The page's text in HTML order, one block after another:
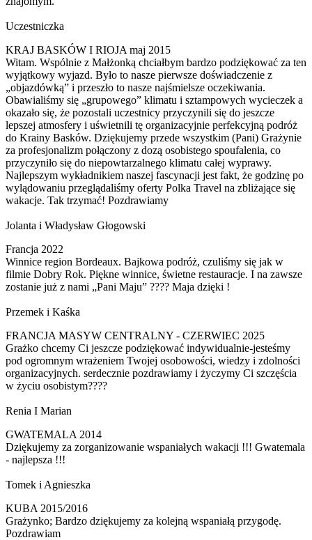
Uczestniczka
KRAJ BASKÓW I RIOJA maj 2015
Witam. Wspólnie z Małżonką chciałbym bardzo podziękować za ten
wyjątkowy wyjazd. Było to nasze pierwsze doświadczenie z
„objazdówką” i przeszło to nasze najśmielsze oczekiwania.
Obawialiśmy się „grupowego” klimatu i sztampowych wycieczek a
okazało się, że pozostali uczestnicy przyczynili się do jeszcze
lepszej atmosfery i uświetnili tę organizacyjnie perfekcyjną podróż
do Krainy Basków. Dziękujemy przede wszystkim (Pani) Grażynie
za profesjonalizm połączony z dozą osobistego spoufalenia, co
przyczyniło się do niepowtarzalnego klimatu całej wyprawy.
Najlepszym wykładnikiem naszej fascynacji jest fakt, że godzinę po
wylądowaniu przeglądaliśmy oferty Polka Travel na zbliżające się
wakacje. Tak trzymać! Pozdrawiamy
Jolanta i Władysław Głogowski
Francja 2022
Winnice region Bordeaux. Bajkowa podróż, czuliśmy się jak w
filmie Dobry Rok. Piękne winnice, świetne restauracje. I na zawsze
zostanie już z nami „Pani Maju” ???? Maja dzięki !
Przemek i Kaśka
FRANCJA MASYW CENTRALNY - CZERWIEC 2025
Grażko chcemy Ci jeszcze podziękować indywidualnie-jesteśmy
pod ogromnym wrażeniem Twojej osobowości, wiedzy i zdolności
organizacyjnych. serdecznie pozdrawiamy i życzymy Ci szczęścia
w życiu osobistym????
Renia I Marian
GWATEMALA 2014
Dziękujemy za zorganizowanie wspaniałych wakacji !!! Gwatemala
- najlepsza !!!
Tomek i Agnieszka
KUBA 2015/2016
Grażynko; Bardzo dziękujemy za kolejną wspaniałą przygodę.
Pozdrawiam